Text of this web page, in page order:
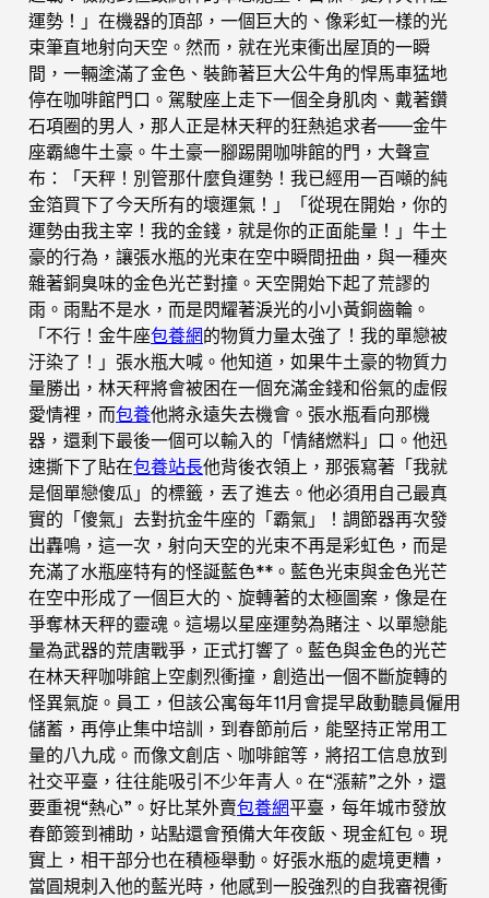
運勢！」在機器的頂部，一個巨大的、像彩虹一樣的光
束筆直地射向天空。然而，就在光束衝出屋頂的一瞬
間，一輛塗滿了金色、裝飾著巨大公牛角的悍馬車猛地
停在咖啡館門口。駕駛座上走下一個全身肌肉、戴著鑽
石項圈的男人，那人正是林天秤的狂熱追求者——金牛
座霸總牛土豪。牛土豪一腳踢開咖啡館的門，大聲宣
布：「天秤！別管那什麼負運勢！我已經用一百噸的純
金箔買下了今天所有的壞運氣！」「從現在開始，你的
運勢由我主宰！我的金錢，就是你的正面能量！」牛土
豪的行為，讓張水瓶的光束在空中瞬間扭曲，與一種夾
雜著銅臭味的金色光芒對撞。天空開始下起了荒謬的
雨。雨點不是水，而是閃耀著淚光的小小黃銅齒輪。
「不行！金牛座包養網的物質力量太強了！我的單戀被
汙染了！」張水瓶大喊。他知道，如果牛土豪的物質力
量勝出，林天秤將會被困在一個充滿金錢和俗氣的虛假
愛情裡，而包養他將永遠失去機會。張水瓶看向那機
器，還剩下最後一個可以輸入的「情緒燃料」口。他迅
速撕下了貼在包養站長他背後衣領上，那張寫著「我就
是個單戀傻瓜」的標籤，丟了進去。他必須用自己最真
實的「傻氣」去對抗金牛座的「霸氣」！調節器再次發
出轟鳴，這一次，射向天空的光束不再是彩虹色，而是
充滿了水瓶座特有的怪誕藍色**。藍色光束與金色光芒
在空中形成了一個巨大的、旋轉著的太極圖案，像是在
爭奪林天秤的靈魂。這場以星座運勢為賭注、以單戀能
量為武器的荒唐戰爭，正式打響了。藍色與金色的光芒
在林天秤咖啡館上空劇烈衝撞，創造出一個不斷旋轉的
怪異氣旋。員工，但該公寓每年11月會提早啟動聽員僱用
儲蓄，再停止集中培訓，到春節前后，能堅持正常用工
量的八九成。而像文創店、咖啡館等，將招工信息放到
社交平臺，往往能吸引不少年青人。在“漲薪”之外，還
要重視“熱心”。好比某外賣包養網平臺，每年城市發放
春節簽到補助，站點還會預備大年夜飯、現金紅包。現
實上，相干部分也在積極舉動。好張水瓶的處境更糟，
當圓規刺入他的藍光時，他感到一股強烈的自我審視衝